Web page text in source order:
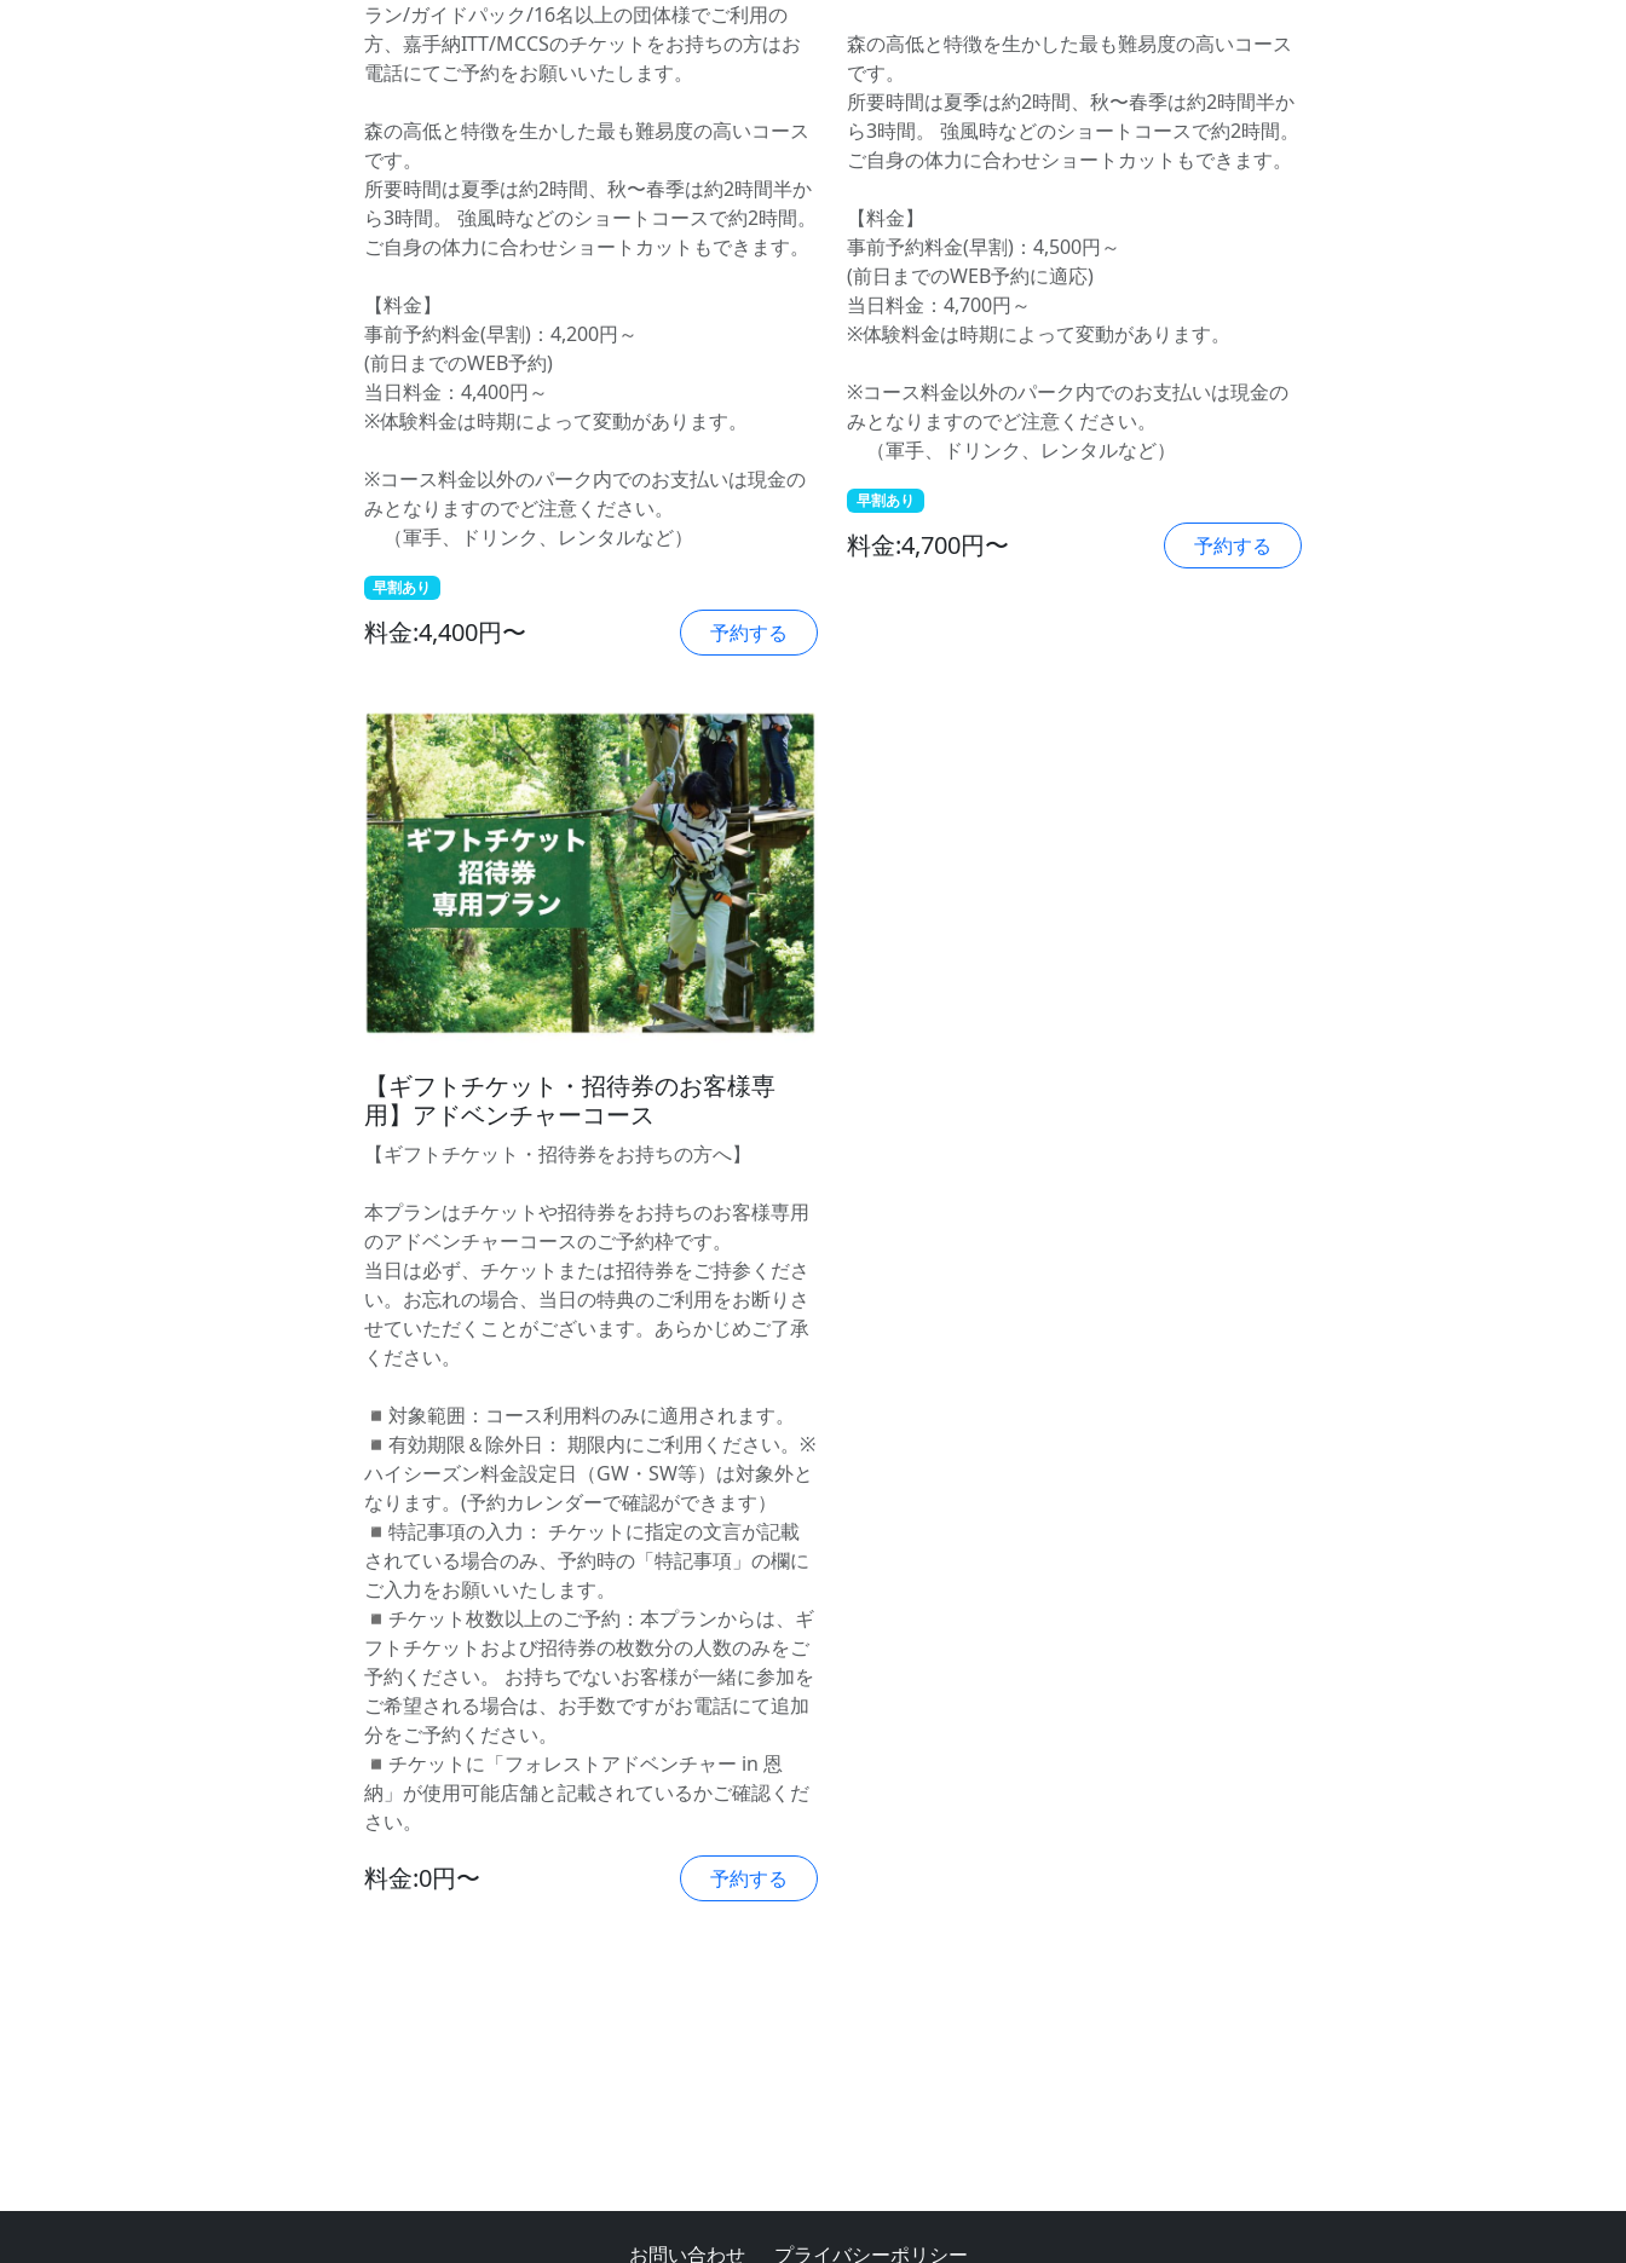
ラン/ガイドパック/16名以上の団体様でご利用の
方、嘉手納ITT/MCCSのチケットをお持ちの方はお
電話にてご予約をお願いいたします。
森の高低と特徴を生かした最も難易度の高いコース
です。
所要時間は夏季は約2時間、秋〜春季は約2時間半か
ら3時間。 強風時などのショートコースで約2時間。
ご自身の体力に合わせショートカットもできます。
【料金】
事前予約料金(早割)：4,200円～
(前日までのWEB予約)
当日料金：4,400円～
※体験料金は時期によって変動があります。
※コース料金以外のパーク内でのお支払いは現金の
みとなりますのでど注意ください。
（軍手、ドリンク、レンタルなど）
早割あり
料金:4,400円〜 予約する
森の高低と特徴を生かした最も難易度の高いコース
です。
所要時間は夏季は約2時間、秋〜春季は約2時間半か
ら3時間。 強風時などのショートコースで約2時間。
ご自身の体力に合わせショートカットもできます。
【料金】
事前予約料金(早割)：4,500円～
(前日までのWEB予約に適応)
当日料金：4,700円～
※体験料金は時期によって変動があります。
※コース料金以外のパーク内でのお支払いは現金の
みとなりますのでど注意ください。
（軍手、ドリンク、レンタルなど）
早割あり
料金:4,700円〜 予約する
【ギフトチケット・招待券のお客様専
用】アドベンチャーコース
【ギフトチケット・招待券をお持ちの方へ】
本プランはチケットや招待券をお持ちのお客様専用
のアドベンチャーコースのご予約枠です。
当日は必ず、チケットまたは招待券をご持参くださ
い。お忘れの場合、当日の特典のご利用をお断りさ
せていただくことがございます。あらかじめご了承
ください。
◾️対象範囲：コース利用料のみに適用されます。
◾️有効期限＆除外日： 期限内にご利用ください。※
ハイシーズン料金設定日（GW・SW等）は対象外と
なります。(予約カレンダーで確認ができます）
◾️特記事項の入力： チケットに指定の文言が記載
されている場合のみ、予約時の「特記事項」の欄に
ご入力をお願いいたします。
◾️チケット枚数以上のご予約：本プランからは、ギ
フトチケットおよび招待券の枚数分の人数のみをご
予約ください。 お持ちでないお客様が一緒に参加を
ご希望される場合は、お手数ですがお電話にて追加
分をご予約ください。
◾️チケットに「フォレストアドベンチャー in 恩
納」が使用可能店舗と記載されているかご確認くだ
さい。
料金:0円〜 予約する
お問い合わせ プライバシーポリシー